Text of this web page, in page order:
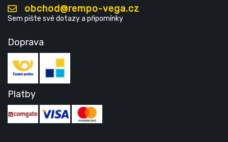
obchod@rempo-vega.cz
Sem pište své dotazy a připomínky
Doprava
Platby